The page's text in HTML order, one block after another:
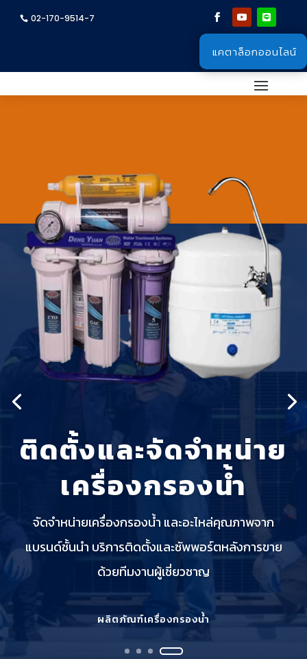
02-170-9514-7
แคตาล็อกออนไลน์
ติดตั้งและจัดจำหน่าย
เครื่องกรองน้ำ
จัดจำหน่ายเครื่องกรองน้ำ และอะไหล่คุณภาพจาก
แบรนด์ชั้นนำ บริการติดตั้งและซัพพอร์ตหลังการขาย
ด้วยทีมงานผู้เชี่ยวชาญ
ผลิตภัณฑ์เครื่องกรองน้ำ